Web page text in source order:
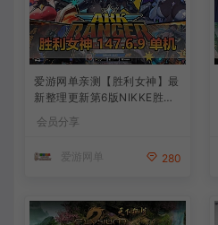
爱游网单亲测【胜利女神】最
新整理更新第6版NIKKE胜利
版本官服GM可无限抽卡全剧
学
会员分享
爱游网单 280